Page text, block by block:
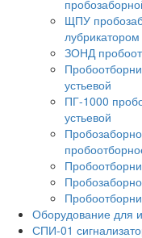
ЩПУ
лубрикатором
ЗОНД
устьевой
ПГ-1000
устьевой
Оборудование для
СПИ-01